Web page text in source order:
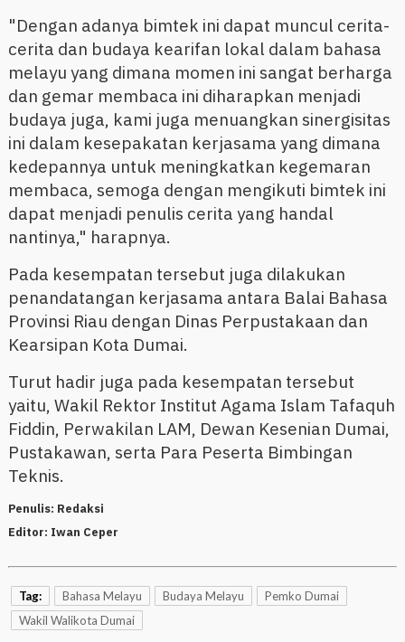
"Dengan adanya bimtek ini dapat muncul cerita-
cerita dan budaya kearifan lokal dalam bahasa
melayu yang dimana momen ini sangat berharga
dan gemar membaca ini diharapkan menjadi
budaya juga, kami juga menuangkan sinergisitas
ini dalam kesepakatan kerjasama yang dimana
kedepannya untuk meningkatkan kegemaran
membaca, semoga dengan mengikuti bimtek ini
dapat menjadi penulis cerita yang handal
nantinya," harapnya.
Pada kesempatan tersebut juga dilakukan
penandatangan kerjasama antara Balai Bahasa
Provinsi Riau dengan Dinas Perpustakaan dan
Kearsipan Kota Dumai.
Turut hadir juga pada kesempatan tersebut
yaitu, Wakil Rektor Institut Agama Islam Tafaquh
Fiddin, Perwakilan LAM, Dewan Kesenian Dumai,
Pustakawan, serta Para Peserta Bimbingan
Teknis.
Penulis: Redaksi
Editor: Iwan Ceper
Tag: Bahasa Melayu Budaya Melayu
Pemko Dumai
Wakil Walikota Dumai